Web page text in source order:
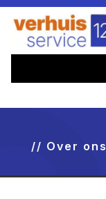
// Over ons